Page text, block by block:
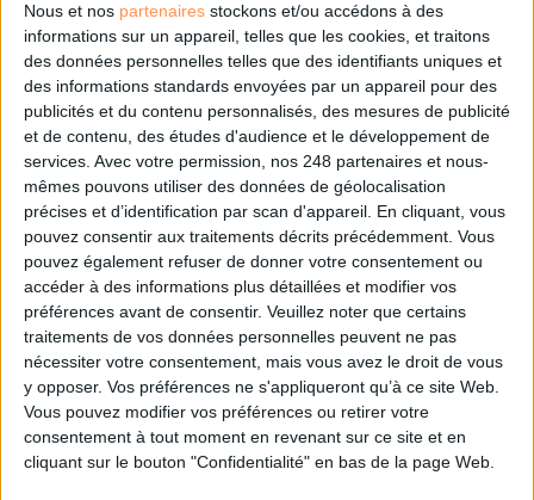
Nous et nos partenaires stockons et/ou accédons à des
informations sur un appareil, telles que les cookies, et traitons
des données personnelles telles que des identifiants uniques et
des informations standards envoyées par un appareil pour des
publicités et du contenu personnalisés, des mesures de publicité
et de contenu, des études d'audience et le développement de
services. Avec votre permission, nos 248 partenaires et nous-
mêmes pouvons utiliser des données de géolocalisation
précises et d’identification par scan d'appareil. En cliquant, vous
pouvez consentir aux traitements décrits précédemment. Vous
pouvez également refuser de donner votre consentement ou
accéder à des informations plus détaillées et modifier vos
préférences avant de consentir. Veuillez noter que certains
traitements de vos données personnelles peuvent ne pas
nécessiter votre consentement, mais vous avez le droit de vous
y opposer. Vos préférences ne s'appliqueront qu’à ce site Web.
Vous pouvez modifier vos préférences ou retirer votre
consentement à tout moment en revenant sur ce site et en
cliquant sur le bouton "Confidentialité" en bas de la page Web.
Les derniers guides :
IA génératives : cas d’usage et retours d’expérience
Archivage physique et électronique : enjeux, méthodes et
outils
Stratégie data : tirez profit de l’intelligence des
données
LES DERNIÈRES PARUTIONS